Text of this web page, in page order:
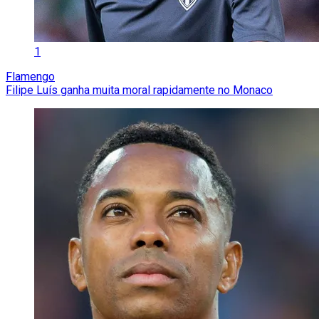
1
Flamengo
Filipe Luís ganha muita moral rapidamente no Monaco